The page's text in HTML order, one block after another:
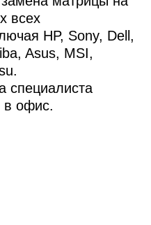
всех
HP, Sony, Dell,
Asus, MSI,
специалиста
в офис.